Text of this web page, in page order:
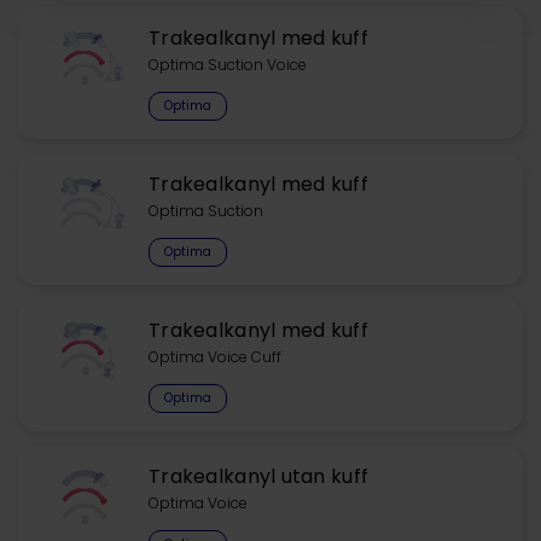
Trakealkanyl med kuff
Optima Suction Voice
Optima
Trakealkanyl med kuff
Optima Suction
Optima
Trakealkanyl med kuff
Optima Voice Cuff
Optima
Trakealkanyl utan kuff
Optima Voice